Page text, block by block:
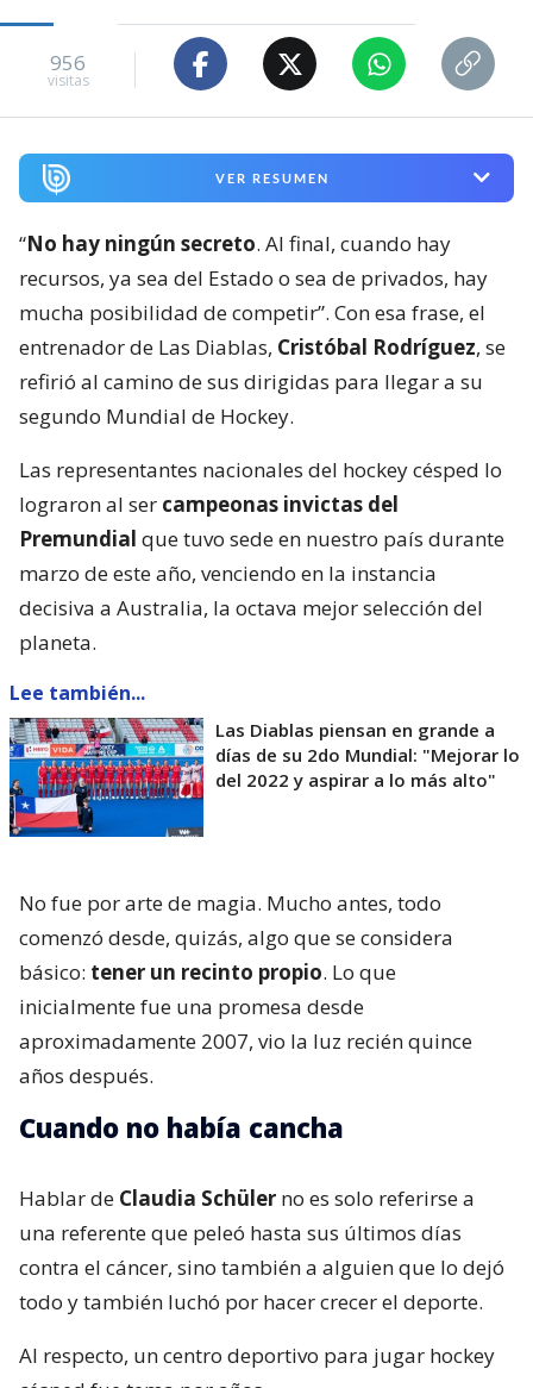
956
visitas
VER RESUMEN
“No hay ningún secreto. Al final, cuando hay
recursos, ya sea del Estado o sea de privados, hay
mucha posibilidad de competir”. Con esa frase, el
entrenador de Las Diablas, Cristóbal Rodríguez, se
refirió al camino de sus dirigidas para llegar a su
segundo Mundial de Hockey.
Las representantes nacionales del hockey césped lo
lograron al ser campeonas invictas del
Premundial que tuvo sede en nuestro país durante
marzo de este año, venciendo en la instancia
decisiva a Australia, la octava mejor selección del
planeta.
Lee también...
Las Diablas piensan en grande a
días de su 2do Mundial: "Mejorar lo
del 2022 y aspirar a lo más alto"
No fue por arte de magia. Mucho antes, todo
comenzó desde, quizás, algo que se considera
básico: tener un recinto propio. Lo que
inicialmente fue una promesa desde
aproximadamente 2007, vio la luz recién quince
años después.
Cuando no había cancha
Hablar de Claudia Schüler no es solo referirse a
una referente que peleó hasta sus últimos días
contra el cáncer, sino también a alguien que lo dejó
todo y también luchó por hacer crecer el deporte.
Al respecto, un centro deportivo para jugar hockey